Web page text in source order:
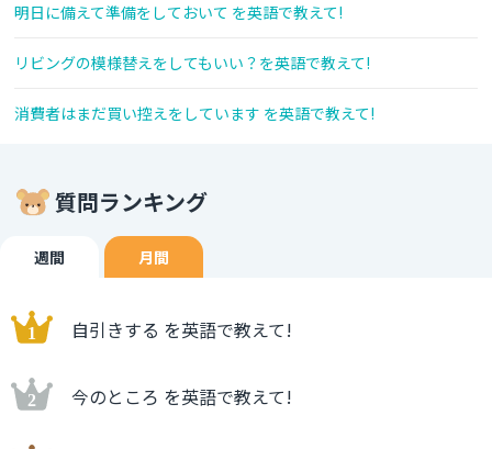
明日に備えて準備をしておいて を英語で教えて!
リビングの模様替えをしてもいい？を英語で教えて!
消費者はまだ買い控えをしています を英語で教えて!
質問ランキング
週間 月間
自引きする を英語で教えて!
今のところ を英語で教えて!